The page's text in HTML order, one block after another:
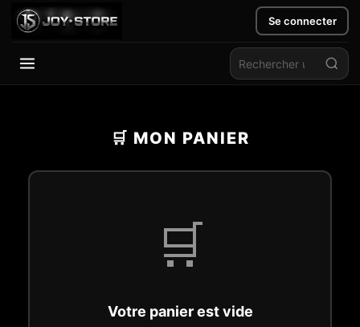
Se connecter
🛒 MON PANIER
🛒
Votre panier est vide